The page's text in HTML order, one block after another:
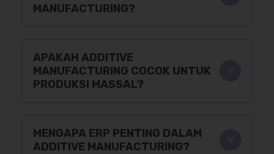
MANUFACTURING?
APAKAH ADDITIVE
MANUFACTURING COCOK UNTUK
PRODUKSI MASSAL?
MENGAPA ERP PENTING DALAM
ADDITIVE MANUFACTURING?